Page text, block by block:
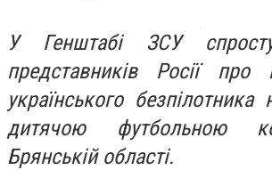
У Генштабі ЗСУ
представників Росії про
українського безпілотника
дитячою футбольною
Брянській області.